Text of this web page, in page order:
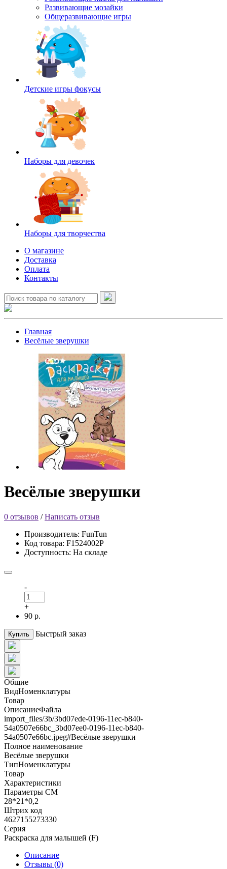
Развивающие мозайки
Общеразвивающие игры
Детские игры фокусы
Наборы для девочек
Наборы для творчества
О магазине
Доставка
Оплата
Контакты
Главная
Весёлые зверушки
Весёлые зверушки
0 отзывов /Написать отзыв
Производитель: FunTun
Код товара: F1524002Р
Доступность: На складе
-
+
90 р.
Купить Быстрый заказ
Общие
ВидНоменклатуры
Товар
ОписаниеФайла
import_files/3b/3bd07ede-0196-11ec-b840-
54a0507e66bc_3bd07ee0-0196-11ec-b840-
54a0507e66bc.jpeg#Весёлые зверушки
Полное наименование
Весёлые зверушки
ТипНоменклатуры
Товар
Характеристики
Параметры СМ
28*21*0,2
Штрих код
4627155273330
Серия
Раскраска для малышей (F)
Описание
Отзывы (0)